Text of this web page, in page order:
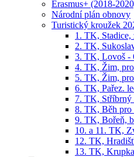
Erasmus+ (2018-
Národní plán obnovy
Turistický kroužek
1. TK, Stadice,
2. TK,
3. TK, Lovoš -
4. TK, Žim,
5. TK, Žim,
6. TK, Pařez.
7. TK, Stříbrný
8. TK, Běh pro
9. TK, Bořeň,
10. a 11. TK,
12. TK,
13. TK,